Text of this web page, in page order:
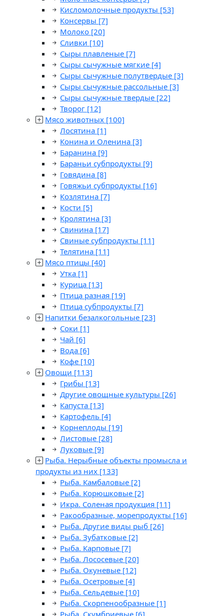
Кисломолочные продукты [53]
Консервы [7]
Молоко [20]
Сливки [10]
Сыры плавленые [7]
Сыры сычужные мягкие [4]
Сыры сычужные полутвердые [3]
Сыры сычужные рассольные [3]
Сыры сычужные твердые [22]
Творог [12]
Мясо животных [100]
Лосятина [1]
Конина и Оленина [3]
Баранина [9]
Бараньи субпродукты [9]
Говядина [8]
Говяжьи субпродукты [16]
Козлятина [7]
Кости [5]
Кролятина [3]
Свинина [17]
Свиные субпродукты [11]
Телятина [11]
Мясо птицы [40]
Утка [1]
Курица [13]
Птица разная [19]
Птица субпродукты [7]
Напитки безалкогольные [23]
Соки [1]
Чай [6]
Вода [6]
Кофе [10]
Овощи [113]
Грибы [13]
Другие овощные культуры [26]
Капуста [13]
Картофель [4]
Корнеплоды [19]
Листовые [28]
Луковые [9]
Рыба. Нерыбные объекты промысла и
продукты из них [133]
Рыба. Камбаловые [2]
Рыба. Корюшковые [2]
Икра. Соленая продукция [11]
Ракообразные, морепродукты [16]
Рыба. Другие виды рыб [26]
Рыба. Зубатковые [2]
Рыба. Карповые [7]
Рыба. Лососевые [20]
Рыба. Окуневые [12]
Рыба. Осетровые [4]
Рыба. Сельдевые [10]
Рыба. Скорпенообразные [1]